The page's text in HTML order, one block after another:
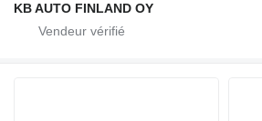
KB AUTO FINLAND OY